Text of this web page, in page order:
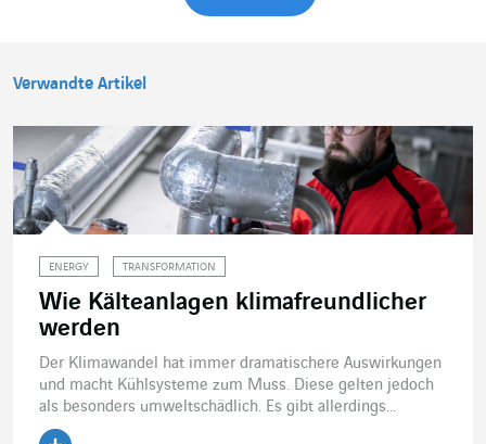
Verwandte Artikel
ENERGY TRANSFORMATION
Wie Kälteanlagen klimafreundlicher
werden
Der Klimawandel hat immer dramatischere Auswirkungen
und macht Kühlsysteme zum Muss. Diese gelten jedoch
als besonders umweltschädlich. Es gibt allerdings...